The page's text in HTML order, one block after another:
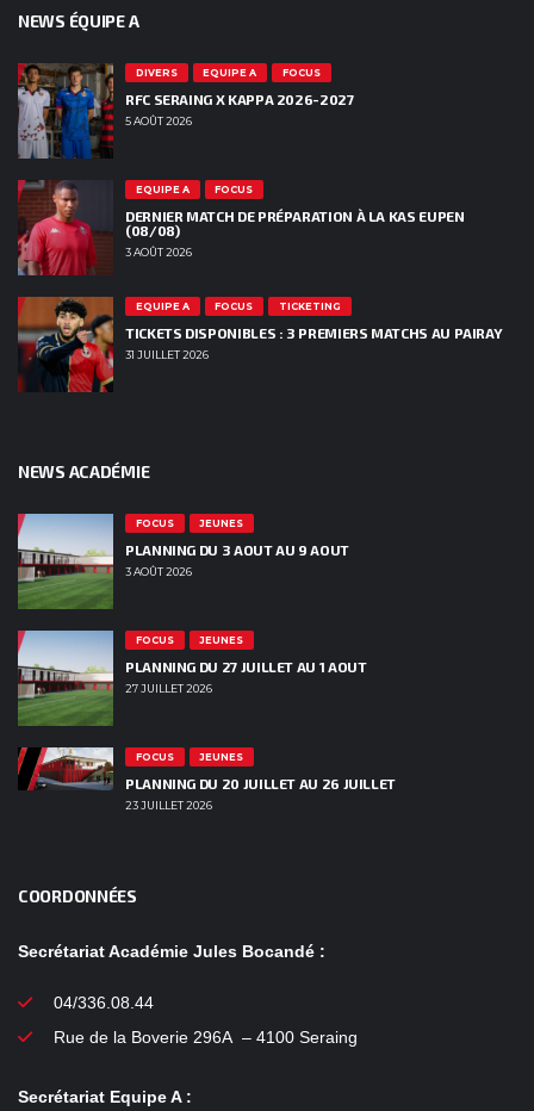
NEWS ÉQUIPE A
DIVERS EQUIPE A FOCUS
RFC SERAING X KAPPA 2026-2027
5 AOÛT 2026
EQUIPE A FOCUS
DERNIER MATCH DE PRÉPARATION À LA KAS EUPEN
(08/08)
3 AOÛT 2026
EQUIPE A FOCUS TICKETING
TICKETS DISPONIBLES : 3 PREMIERS MATCHS AU PAIRAY
31 JUILLET 2026
NEWS ACADÉMIE
FOCUS JEUNES
PLANNING DU 3 AOUT AU 9 AOUT
3 AOÛT 2026
FOCUS JEUNES
PLANNING DU 27 JUILLET AU 1 AOUT
27 JUILLET 2026
FOCUS JEUNES
PLANNING DU 20 JUILLET AU 26 JUILLET
23 JUILLET 2026
COORDONNÉES
Secrétariat Académie Jules Bocandé :
04/336.08.44
Rue de la Boverie 296A – 4100 Seraing
Secrétariat Equipe A :